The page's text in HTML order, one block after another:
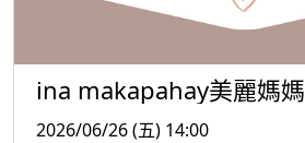
ina makapahay美麗媽媽
2026/06/26 (五) 14:00